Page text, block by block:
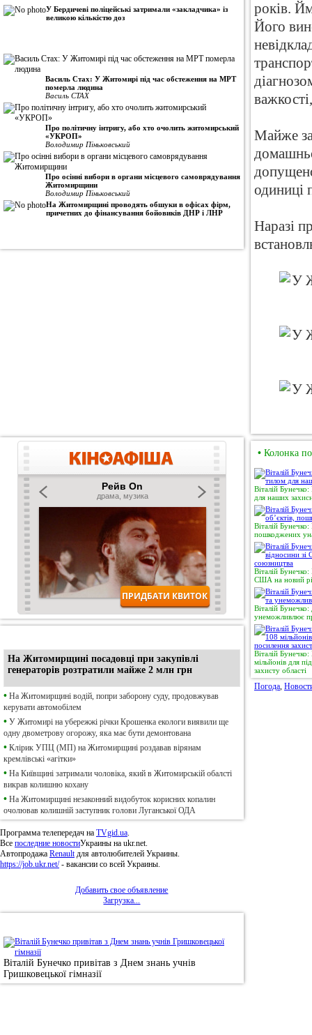
У Бердичеві поліцейські затримали «закладчика» із
великою кількістю доз
Василь Стах: У Житомирі під час обстеження на МРТ
померла людина
Василь СТАХ
Про політичну інтригу, або хто очолить житомирський
«УКРОП»
Володимир Піньковський
Про осінні вибори в органи місцевого самоврядування
Житомирщини
Володимир Піньковський
На Житомирщині проводять обшуки в офісах фірм,
причетних до фінансування бойовиків ДНР і ЛНР
На Житомирщині посадовці при закупівлі
генераторів розтратили майже 2 млн грн
• На Житомирщині водій, попри заборону суду, продовжував
керувати автомобілем
• У Житомирі на убережжі річки Крошенка екологи виявили ще
одну двометрову огорожу, яка має бути демонтована
• Клірик УПЦ (МП) на Житомирщині роздавав вірянам
кремлівські «агітки»
• На Київщині затримали чоловіка, який в Житомирській обалсті
викрав колишню кохану
• На Житомирщині незаконний видобуток корисних копалин
очолював колишній заступник голови Луганської ОДА
Программа телепередач на TVgid.ua.
Все последние новостиУкраины на ukr.net.
Автопродажа Renaultдля автолюбителей Украины.
https://job.ukr.net/- вакансии со всей Украины.
Добавить свое объявление
Загрузка...
Віталій Бунечко привітав з Днем знань учнів
Гришковецької гімназії
років.
Його
Майже
одиниці
Наразі
• Колонка
Віталій
для наших
Віталій
пошкоджених
Віталій
США на новий
Віталій
унеможливлює
Віталій
мільйонів для
захисту області
Погода,